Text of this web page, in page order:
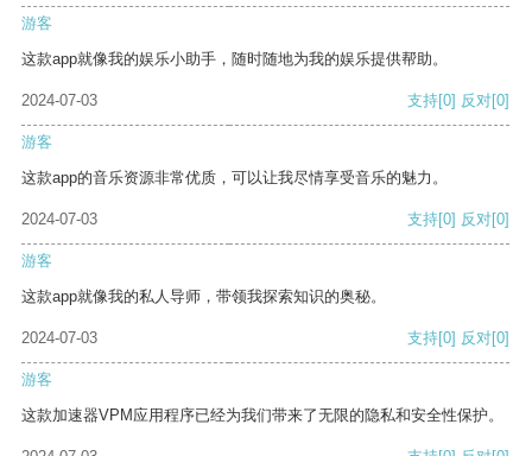
游客
这款app就像我的娱乐小助手，随时随地为我的娱乐提供帮助。
2024-07-03 支持[0] 反对[0]
游客
这款app的音乐资源非常优质，可以让我尽情享受音乐的魅力。
2024-07-03 支持[0] 反对[0]
游客
这款app就像我的私人导师，带领我探索知识的奥秘。
2024-07-03 支持[0] 反对[0]
游客
这款加速器VPM应用程序已经为我们带来了无限的隐私和安全性保护。